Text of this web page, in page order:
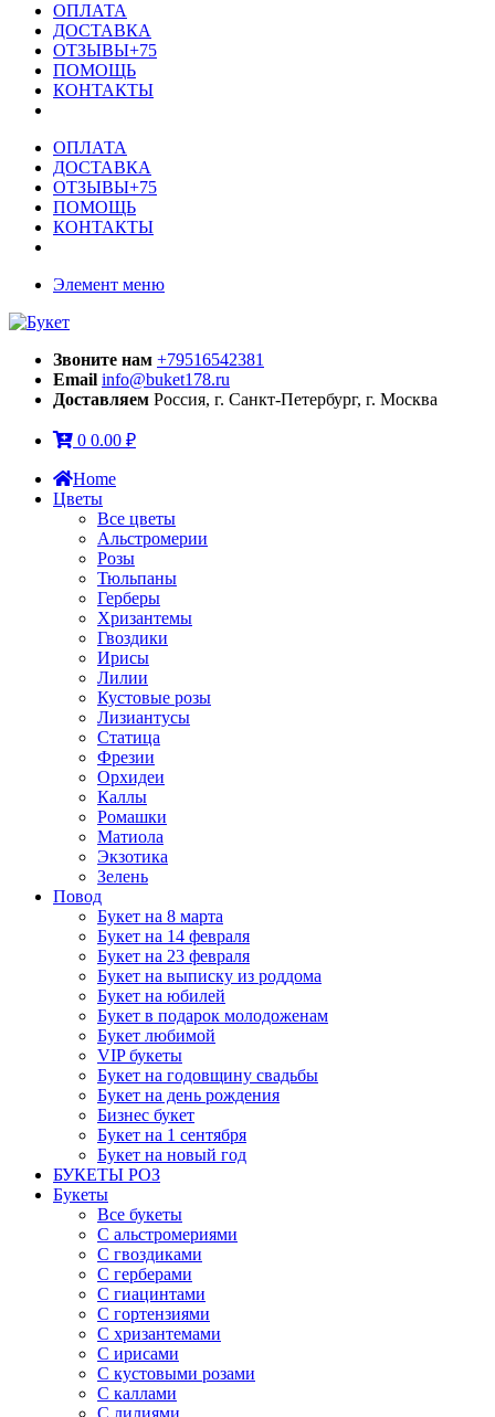
ОПЛАТА
ДОСТАВКА
ОТЗЫВЫ+75
ПОМОЩЬ
КОНТАКТЫ
ОПЛАТА
ДОСТАВКА
ОТЗЫВЫ+75
ПОМОЩЬ
КОНТАКТЫ
Элемент меню
Звоните нам +79516542381
Email info@buket178.ru
Доставляем Россия, г. Санкт-Петербург, г. Москва
0 0.00 ₽
Home
Цветы
Все цветы
Альстромерии
Розы
Тюльпаны
Герберы
Хризантемы
Гвоздики
Ирисы
Лилии
Кустовые розы
Лизиантусы
Статица
Фрезии
Орхидеи
Каллы
Ромашки
Матиола
Экзотика
Зелень
Повод
Букет на 8 марта
Букет на 14 февраля
Букет на 23 февраля
Букет на выписку из роддома
Букет на юбилей
Букет в подарок молодоженам
Букет любимой
VIP букеты
Букет на годовщину свадьбы
Букет на день рождения
Бизнес букет
Букет на 1 сентября
Букет на новый год
БУКЕТЫ РОЗ
Букеты
Все букеты
С альстромериями
С гвоздиками
С герберами
С гиацинтами
С гортензиями
С хризантемами
С ирисами
С кустовыми розами
С каллами
С лилиями